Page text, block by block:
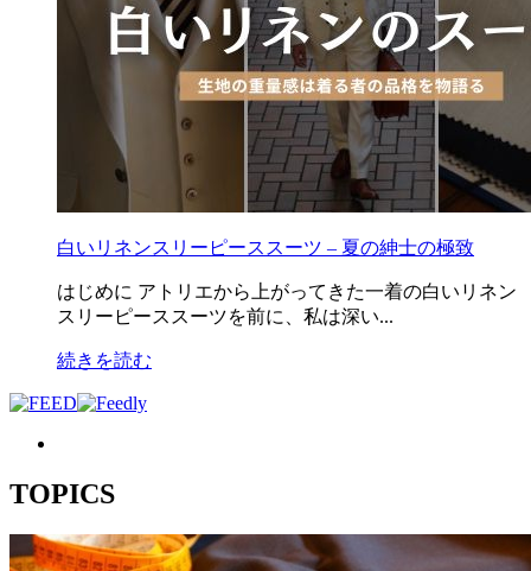
白いリネンスリーピーススーツ – 夏の紳士の極致
はじめに アトリエから上がってきた一着の白いリネン
スリーピーススーツを前に、私は深い...
続きを読む
TOPICS